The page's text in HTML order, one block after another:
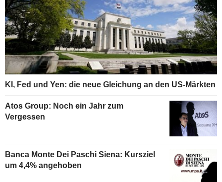
KI, Fed und Yen: die neue Gleichung an den US-Märkten
Atos Group: Noch ein Jahr zum
Vergessen
Banca Monte Dei Paschi Siena: Kursziel
um 4,4% angehoben